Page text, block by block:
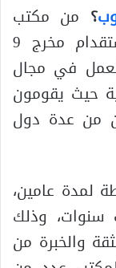
؟ من مكتب
المشرف يعرف أيضا بمكتب الاستقدام مخرج 9
في مجال
حيث يقومون
من عدة دول
لمدة عامين،
سنوات، وذلك
والخبرة من